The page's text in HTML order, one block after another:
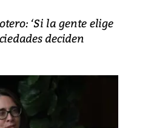
‘Si la gente elige
deciden